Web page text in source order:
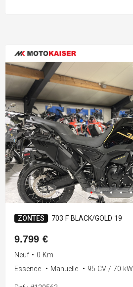
ZONTES 703 F BLACK/GOLD 19
9.799 €
Neuf • 0 Km
Essence
• Manuelle • 95 CV / 70 kW